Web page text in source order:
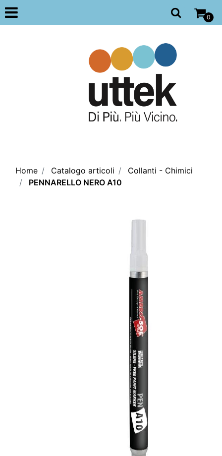
Open
0
Home Catalogo articoli
Collanti - Chimici
PENNARELLO NERO A10